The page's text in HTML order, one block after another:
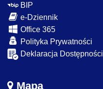
BIP
e-Dziennik
Office 365
Polityka Prywatności
Deklaracja Dostępności
Mapa